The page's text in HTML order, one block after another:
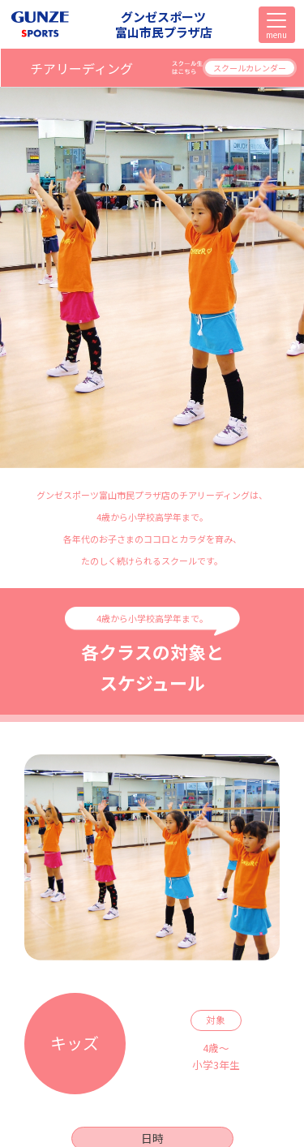
グンゼスポーツ
富山市民プラザ店
menu
チアリーディング スクールカレンダー
グンゼスポーツ富山市民プラザ店のチアリーディングは、
4歳から小学校高学年まで。
各年代のお子さまのココロとカラダを育み、
たのしく続けられるスクールです。
4歳から小学校高学年まで。
各クラスの対象と
スケジュール
キッズ
対象
4歳～
小学3年生
日時